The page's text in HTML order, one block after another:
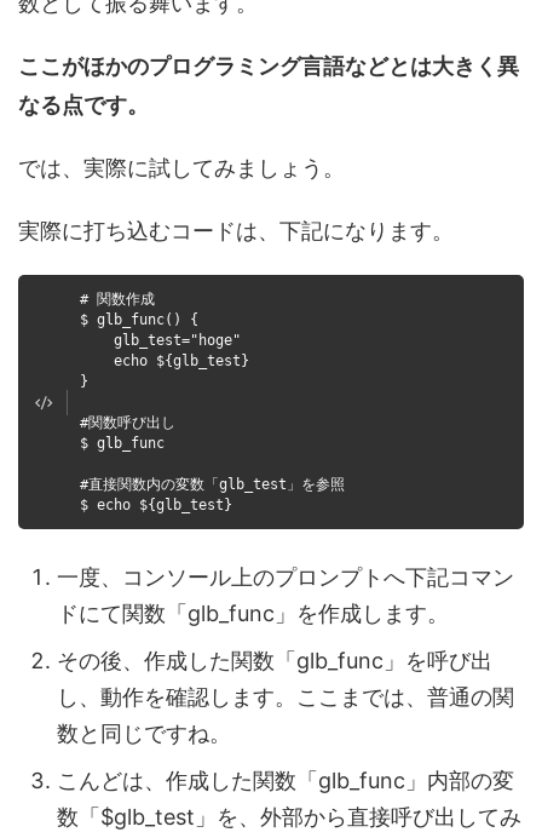
ここがほかのプログラミング言語などとは大きく異
なる点です。
では、実際に試してみましょう。
実際に打ち込むコードは、下記になります。
# 関数作成
$ glb_func() {
glb_test="hoge"
echo ${glb_test}
}
#関数呼び出し
$ glb_func
#直接関数内の変数「glb_test」を参照
$ echo ${glb_test}
一度、コンソール上のプロンプトへ下記コマン
ドにて関数「glb_func」を作成します。
その後、作成した関数「glb_func」を呼び出
し、動作を確認します。ここまでは、普通の関
数と同じですね。
こんどは、作成した関数「glb_func」内部の変
数「$glb_test」を、外部から直接呼び出してみ